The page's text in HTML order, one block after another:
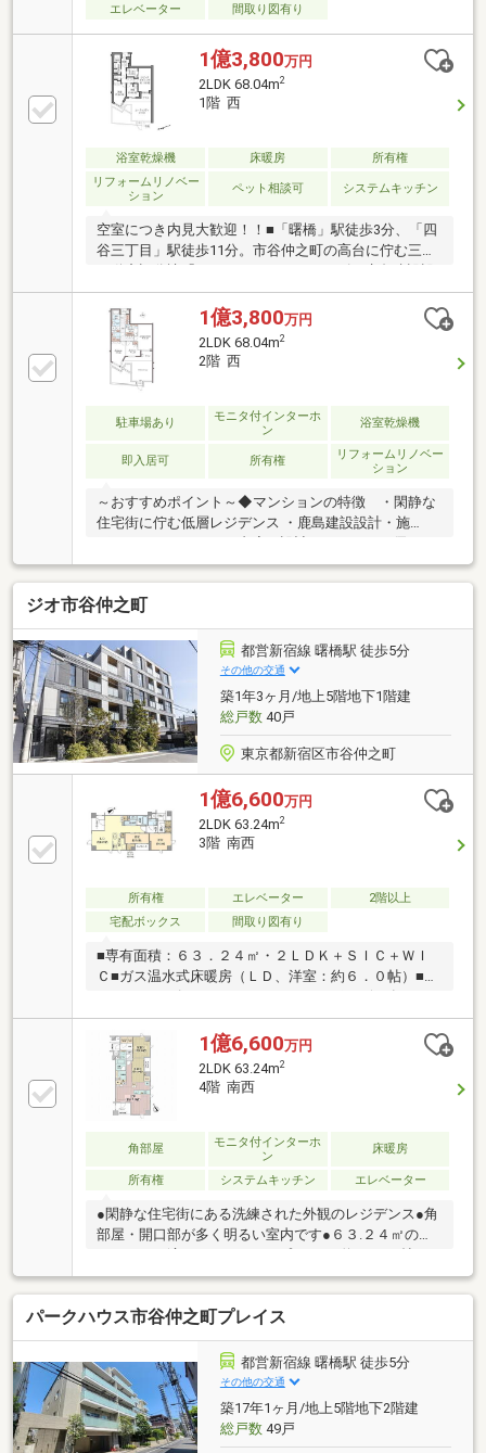
エレベーター
間取り図有り
1億3,800万円
2LDK 68.04m2
1階 西
浴室乾燥機 床暖房
所有権
リフォームリノベー
ション
ペット相談可 システムキッチン
空室につき内見大歓迎！！■「曙橋」駅徒歩3分、「四
谷三丁目」駅徒歩11分。市谷仲之町の高台に佇む三井
不動産旧分譲「パークコート」シリーズ、鹿島建設設
計・施工の邸宅。■都営新宿線「曙橋」駅（徒歩4分）
や東京メトロ丸ノ内線「四谷三丁目」駅（徒歩11
分）、さらには都営大江戸線「若松河田」駅（徒歩12
分）も利用でき、交通利便性に優れた立地。少し足を
延ばせば “新宿エリア” や “神楽坂エリア” へ出ることも
でき、お買い物や外食も楽しめそうな環境です。
1億3,800万円
2LDK 68.04m2
2階 西
駐車場あり
モニタ付インターホ
ン
浴室乾燥機
即入居可 所有権
リフォームリノベー
ション
～おすすめポイント～◆マンションの特徴 ・閑静な
住宅街に佇む低層レジデンス ・鹿島建設設計・施
工 ・ホテルライクな内廊下設計 ・ペットに優しい
カート置場や洗場設備有◆お部屋の特徴 ・キッチン
が２wayの快適な生活導線 ・専用テラス付（スロッ
プシンク有） ・各居室収納◆お部屋の設備 ・独立
型キッチン （食洗機/ディスポーザー付） ・床暖
房有（LD） ・天井カセット式エアコン採用
（LD） ・浴室乾燥機付きオートバス ・タンクレス
トイレ （温水洗浄便座付）
ジオ市谷仲之町
都営新宿線 曙橋駅 徒歩5分
その他の交通
築1年3ヶ月/地上5階地下1階建
総戸数40戸
東京都新宿区市谷仲之町
1億6,600万円
2LDK 63.24m2
3階 南西
所有権 エレベーター
2階以上
宅配ボックス
間取り図有り
■専有面積：６３．２４㎡・２ＬＤＫ＋ＳＩＣ＋ＷＩ
Ｃ■ガス温水式床暖房（ＬＤ、洋室：約６．０帖）■１
ト飼育：可（※規約による制限有り）■オートロック有
■宅配ボックス有～ＬＩＦＥ ＩＮＦＯＲＭＡＴＩＯ
Ｎ～・Ｓａｎｔｏｋｕ河田店：約２３０ｍ・ココカラ
ファイン曙橋店：約２６０ｍ・ローソン市谷仲之町
店：約２７０ｍ・セブンイレブン新宿曙橋駅東店：約
２８０ｍ・まいばすけっと曙橋駅前店：約３００ｍ・
新宿区立牛込仲之小学校：約４００ｍ・新宿区立牛込
第一中学校：約１３００ｍ
1億6,600万円
2LDK 63.24m2
4階 南西
角部屋
モニタ付インターホ
ン
床暖房
所有権 システムキッチン エレベーター
●閑静な住宅街にある洗練された外観のレジデンス●角
部屋・開口部が多く明るい室内です●６３.２４㎡のリ
LDは床暖房付きで足元から温まります●開放感のある
カウンターキッチンはディスポ―ザ・食洗器・浄水器
完備●全居室フローリングのためお掃除も簡単です●ウ
ォークインクロゼット、シューズインクロゼットなど
納得の収納力【充実の仕様・設備】ＴＶモニター付オ
ートロック、床暖房(リビングダイニング・洋室1部
屋)、浄水器付混合水栓、食器洗乾燥機、追焚機能付オ
ートバス、浴室暖房換気乾燥機、三面鏡洗面化粧台
等
パークハウス市谷仲之町プレイス
都営新宿線 曙橋駅 徒歩5分
その他の交通
築17年1ヶ月/地上5階地下2階建
総戸数49戸